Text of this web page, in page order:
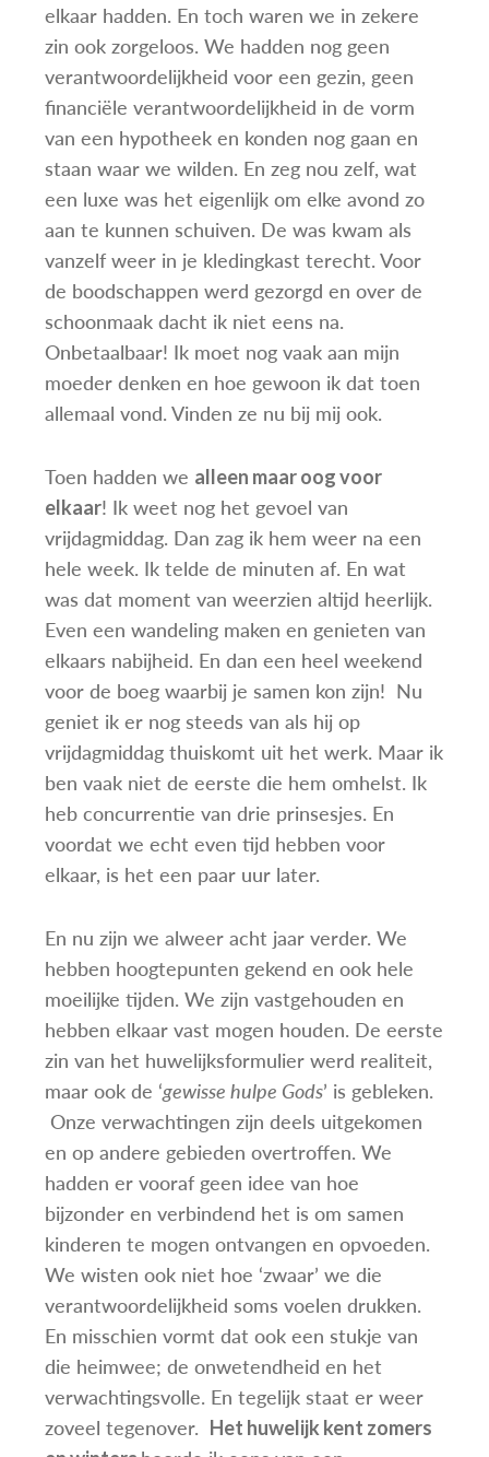
elkaar hadden. En toch waren we in zekere
zin ook zorgeloos. We hadden nog geen
verantwoordelijkheid voor een gezin, geen
financiële verantwoordelijkheid in de vorm
van een hypotheek en konden nog gaan en
staan waar we wilden. En zeg nou zelf, wat
een luxe was het eigenlijk om elke avond zo
aan te kunnen schuiven. De was kwam als
vanzelf weer in je kledingkast terecht. Voor
de boodschappen werd gezorgd en over de
schoonmaak dacht ik niet eens na.
Onbetaalbaar! Ik moet nog vaak aan mijn
moeder denken en hoe gewoon ik dat toen
allemaal vond. Vinden ze nu bij mij ook.
Toen hadden we alleen maar oog voor
elkaar! Ik weet nog het gevoel van
vrijdagmiddag. Dan zag ik hem weer na een
hele week. Ik telde de minuten af. En wat
was dat moment van weerzien altijd heerlijk.
Even een wandeling maken en genieten van
elkaars nabijheid. En dan een heel weekend
voor de boeg waarbij je samen kon zijn! Nu
geniet ik er nog steeds van als hij op
vrijdagmiddag thuiskomt uit het werk. Maar ik
ben vaak niet de eerste die hem omhelst. Ik
heb concurrentie van drie prinsesjes. En
voordat we echt even tijd hebben voor
elkaar, is het een paar uur later.
En nu zijn we alweer acht jaar verder. We
hebben hoogtepunten gekend en ook hele
moeilijke tijden. We zijn vastgehouden en
hebben elkaar vast mogen houden. De eerste
zin van het huwelijksformulier werd realiteit,
maar ook de ‘gewisse hulpe Gods’ is gebleken.
Onze verwachtingen zijn deels uitgekomen
en op andere gebieden overtroffen. We
hadden er vooraf geen idee van hoe
bijzonder en verbindend het is om samen
kinderen te mogen ontvangen en opvoeden.
We wisten ook niet hoe ‘zwaar’ we die
verantwoordelijkheid soms voelen drukken.
En misschien vormt dat ook een stukje van
die heimwee; de onwetendheid en het
verwachtingsvolle. En tegelijk staat er weer
zoveel tegenover. Het huwelijk kent zomers